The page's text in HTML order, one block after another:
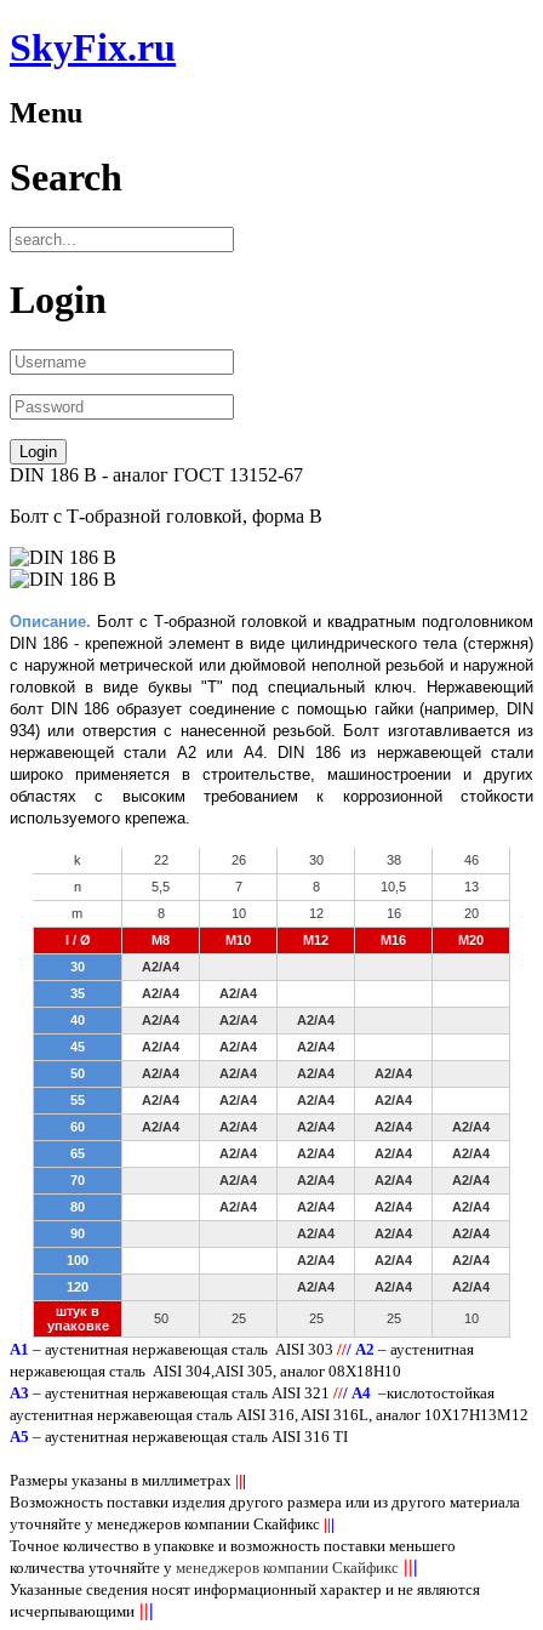
SkyFix.ru
Menu
Search
Login
DIN 186 B - аналог ГОСТ 13152-67
Болт с Т-образной головкой, форма B
Описание. Болт с Т-образной головкой и квадратным подголовником
DIN 186 - крепежной элемент в виде цилиндрического тела (стержня)
с наружной метрической или дюймовой неполной резьбой и наружной
головкой в виде буквы "Т" под специальный ключ. Нержавеющий
болт DIN 186 образует соединение с помощью гайки (например, DIN
934) или отверстия с нанесенной резьбой. Болт изготавливается из
нержавеющей стали А2 или А4. DIN 186 из нержавеющей стали
широко применяется в строительстве, машиностроении и других
областях с высоким требованием к коррозионной стойкости
используемого крепежа.
k 22 26 30 38
46
n
5,5 7 8 10,5
13
m
8 10 12 16
20
l / Ø
M8 M10 M12 M16
M20
30
A2/A4
35
A2/A4
A2/A4
40
A2/A4 A2/A4
A2/A4
45
A2/A4 A2/A4
A2/A4
50
A2/A4 A2/A4 A2/A4
A2/A4
55
A2/A4 A2/A4 A2/A4
A2/A4
60
A2/A4 A2/A4 A2/A4 A2/A4
A2/A4
65
A2/A4 A2/A4 A2/A4
A2/A4
70
A2/A4 A2/A4 A2/A4
A2/A4
80
A2/A4 A2/A4 A2/A4
A2/A4
90
A2/A4 A2/A4
A2/A4
100
A2/A4 A2/A4
A2/A4
120
A2/A4 A2/A4
A2/A4
штук в
упаковке
50 25 25 25 10
A1 – аустенитная нержавеющая сталь AISI 303 /// А2 – аустенитная
нержавеющая сталь AISI 304, AISI 305, аналог 08Х18Н10
А3 – аустенитная нержавеющая сталь AISI 321 /// А4 –кислотостойкая
аустенитная нержавеющая сталь AISI 316, AISI 316L , аналог 10Х17Н13М12
А5 – аустенитная нержавеющая сталь AISI 316 TI
Размеры указаны в миллиметрах |||
Возможность поставки изделия другого размера или из другого материала
уточняйте у менеджеров компании Скайфикс |||
Точное количество в упаковке и возможность поставки меньшего
количества уточняйте у менеджеров компании Скайфикс |||
Указанные сведения носят информационный характер и не являются
исчерпывающими |||